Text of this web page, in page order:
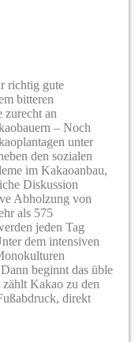
richtig gute
bitteren
zurecht an
– Noch
unter
den sozialen
im Kakaoanbau,
Diskussion
Abholzung von
als 575
jeden Tag
dem intensiven
beginnt das üble
Kakao zu den
direkt